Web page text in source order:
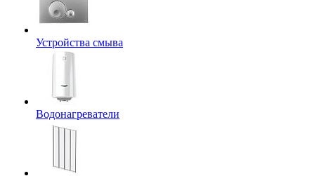
Устройства смыва
Водонагреватели